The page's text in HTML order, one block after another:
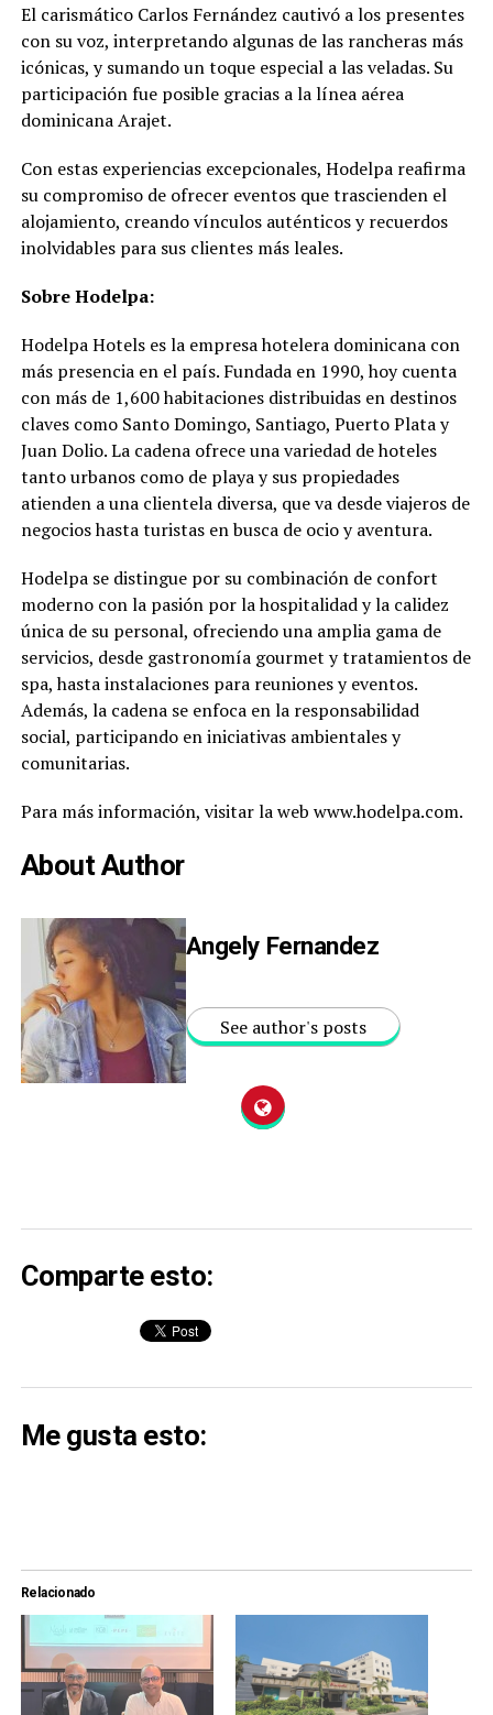
El carismático Carlos Fernández cautivó a los presentes
con su voz, interpretando algunas de las rancheras más
icónicas, y sumando un toque especial a las veladas. Su
participación fue posible gracias a la línea aérea
dominicana Arajet.
Con estas experiencias excepcionales, Hodelpa reafirma
su compromiso de ofrecer eventos que trascienden el
alojamiento, creando vínculos auténticos y recuerdos
inolvidables para sus clientes más leales.
Sobre Hodelpa:
Hodelpa Hotels es la empresa hotelera dominicana con
más presencia en el país. Fundada en 1990, hoy cuenta
con más de 1,600 habitaciones distribuidas en destinos
claves como Santo Domingo, Santiago, Puerto Plata y
Juan Dolio. La cadena ofrece una variedad de hoteles
tanto urbanos como de playa y sus propiedades
atienden a una clientela diversa, que va desde viajeros de
negocios hasta turistas en busca de ocio y aventura.
Hodelpa se distingue por su combinación de confort
moderno con la pasión por la hospitalidad y la calidez
única de su personal, ofreciendo una amplia gama de
servicios, desde gastronomía gourmet y tratamientos de
spa, hasta instalaciones para reuniones y eventos.
Además, la cadena se enfoca en la responsabilidad
social, participando en iniciativas ambientales y
comunitarias.
Para más información, visitar la web www.hodelpa.com.
About Author
Angely Fernandez
See author's posts
Comparte esto:
Me gusta esto:
Relacionado